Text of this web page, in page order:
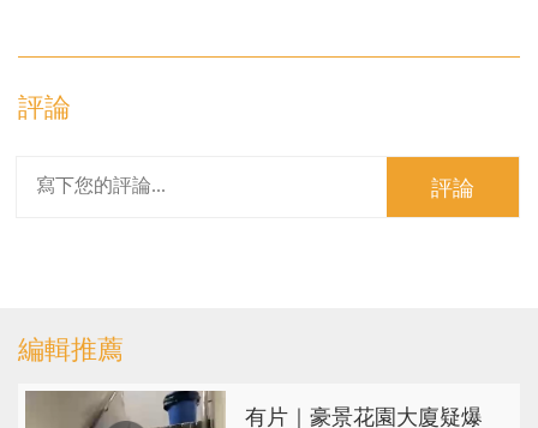
評論
評論
編輯推薦
有片｜豪景花園大廈疑爆